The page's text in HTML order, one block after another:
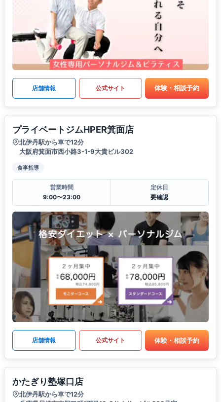
店舗情報 公式サイト 体験・相談予約
プライベートジムHPER箕面店
北伊丹駅から車で12分
大阪府箕面市西小路3-1-9大貴ビル302
食事指導
営業時間
9:00〜23:00
定休日
要確認
店舗情報 公式サイト 体験・相談予約
かたぎり塾塚口店
北伊丹駅から車で12分